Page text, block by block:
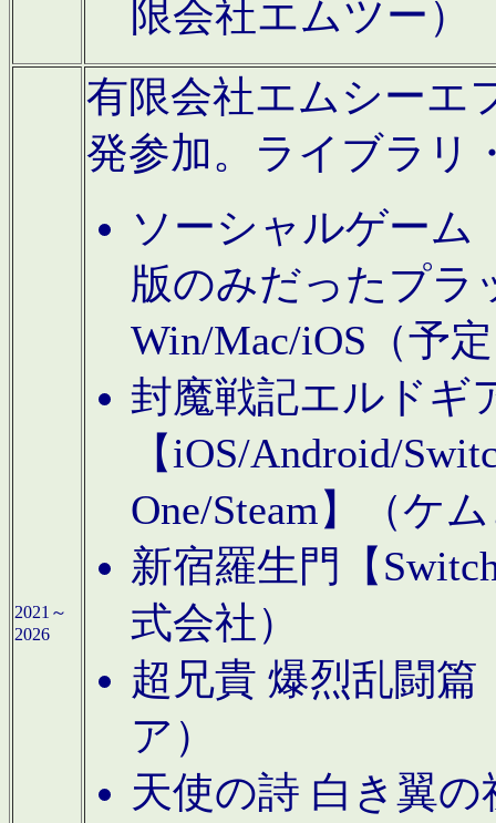
限会社エムツー）
2021～
2026
有限会社エムシーエ
発参加。ライブラリ
ソーシャルゲーム
版のみだったプラ
Win/Mac/iOS（予
封魔戦記エルドギ
【iOS/Android/
One/Steam】（ケ
新宿羅生門【
式会社）
超兄貴 爆烈乱闘篇
ア）
天使の詩 白き翼